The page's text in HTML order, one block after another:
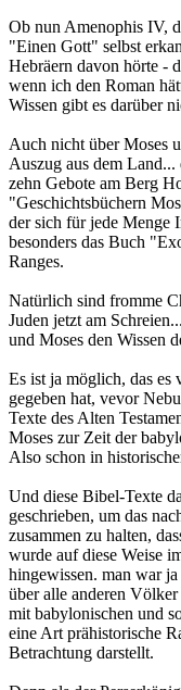
Ob nun Amenophis IV,
"Einen Gott" selbst
Hebräern davon hörte -
wenn ich den Roman
Wissen gibt es darüber
Auch nicht über Moses
Auszug aus dem
zehn Gebote am Berg
"Geschichtsbüchern
der sich für jede Menge
besonders das Buch
Ranges.
Natürlich sind fromme
Juden jetzt am
und Moses den Wissen
Es ist ja möglich, das
gegeben hat, vevor
Texte des Alten
Moses zur Zeit der
Also schon in
Und diese Bibel-Texte
geschrieben, um das
zusammen zu halten,
wurde auf diese Weise
hingewissen. man war
über alle anderen
mit babylonischen und
eine Art prähistorische
Betrachtung darstellt.